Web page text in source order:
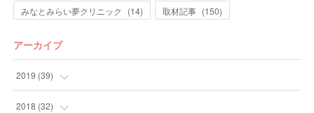
みなとみらい夢クリニック
(14) 取材記事 (150)
アーカイブ
2019 (39)
(7
2018 (32)